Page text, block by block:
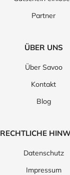
Partner
ÜBER UNS
Über Savoo
Kontakt
Blog
RECHTLICHE
Datenschutz
Impressum